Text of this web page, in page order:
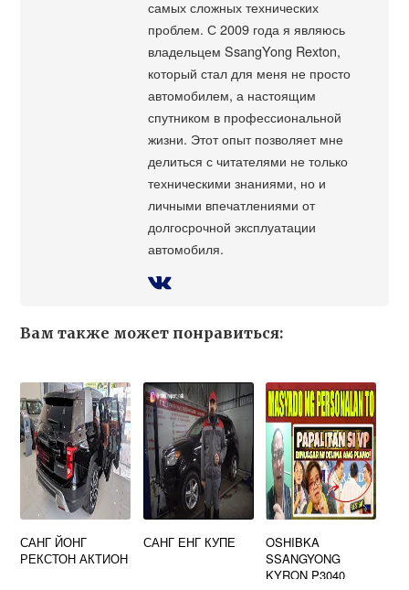
самых сложных технических
проблем. С 2009 года я являюсь
владельцем SsangYong Rexton,
который стал для меня не просто
автомобилем, а настоящим
спутником в профессиональной
жизни. Этот опыт позволяет мне
делиться с читателями не только
техническими знаниями, но и
личными впечатлениями от
долгосрочной эксплуатации
автомобиля.
Вам также может понравиться:
САНГ ЙОНГ
РЕКСТОН АКТИОН
САНГ ЕНГ КУПЕ
OSHIBKA
SSANGYONG
KYRON P3040